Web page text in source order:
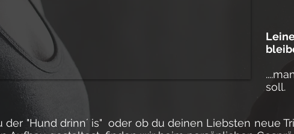
soll.
der "Hund drinn´ is" oder ob du deinen Liebsten neue